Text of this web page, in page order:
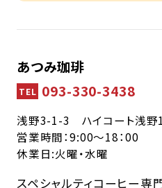
あつみ珈琲
TEL 093-330-3438
浅野3-1-3 ハイコート浅野
営業時間：9:00〜18：00
休業日:火曜・水曜
スペシャルティコーヒー専